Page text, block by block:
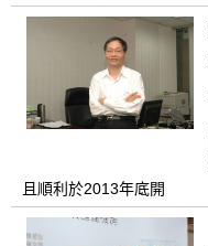
且順利於2013年底開